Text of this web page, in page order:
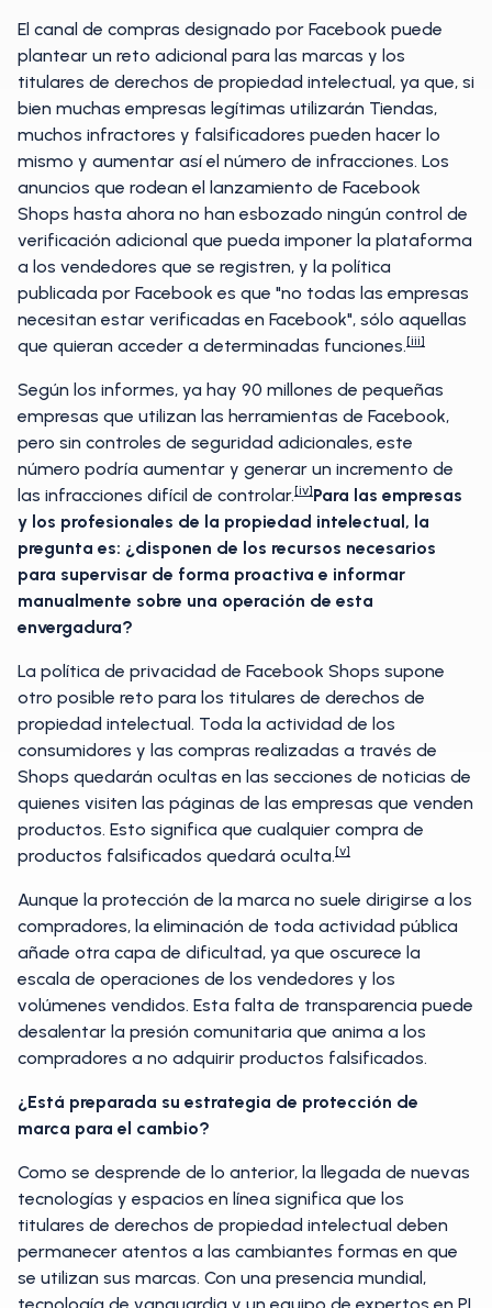
El canal de compras designado por Facebook puede
plantear un reto adicional para las marcas y los
titulares de derechos de propiedad intelectual, ya que, si
bien muchas empresas legítimas utilizarán Tiendas,
muchos infractores y falsificadores pueden hacer lo
mismo y aumentar así el número de infracciones. Los
anuncios que rodean el lanzamiento de Facebook
Shops hasta ahora no han esbozado ningún control de
verificación adicional que pueda imponer la plataforma
a los vendedores que se registren, y la política
publicada por Facebook es que "no todas las empresas
necesitan estar verificadas en Facebook", sólo aquellas
que quieran acceder a determinadas funciones.[iii]
Según los informes, ya hay 90 millones de pequeñas
empresas que utilizan las herramientas de Facebook,
pero sin controles de seguridad adicionales, este
número podría aumentar y generar un incremento de
las infracciones difícil de controlar.[iv]Para las empresas
y los profesionales de la propiedad intelectual, la
pregunta es: ¿disponen de los recursos necesarios
para supervisar de forma proactiva e informar
manualmente sobre una operación de esta
envergadura?
La política de privacidad de Facebook Shops supone
otro posible reto para los titulares de derechos de
propiedad intelectual. Toda la actividad de los
consumidores y las compras realizadas a través de
Shops quedarán ocultas en las secciones de noticias de
quienes visiten las páginas de las empresas que venden
productos. Esto significa que cualquier compra de
productos falsificados quedará oculta.[v]
Aunque la protección de la marca no suele dirigirse a los
compradores, la eliminación de toda actividad pública
añade otra capa de dificultad, ya que oscurece la
escala de operaciones de los vendedores y los
volúmenes vendidos. Esta falta de transparencia puede
desalentar la presión comunitaria que anima a los
compradores a no adquirir productos falsificados.
¿Está preparada su estrategia de protección de
marca para el cambio?
Como se desprende de lo anterior, la llegada de nuevas
tecnologías y espacios en línea significa que los
titulares de derechos de propiedad intelectual deben
permanecer atentos a las cambiantes formas en que
se utilizan sus marcas. Con una presencia mundial,